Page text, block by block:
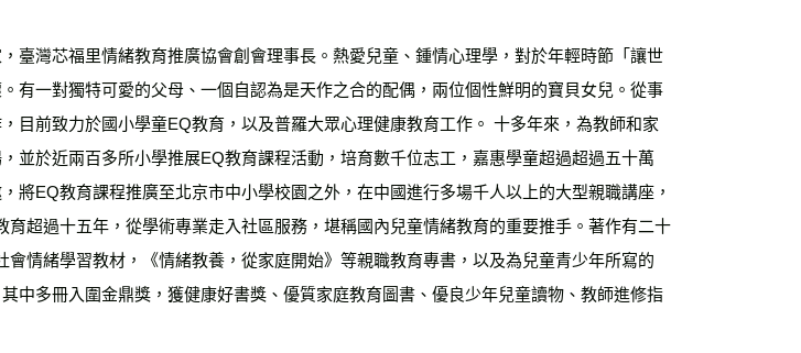
臺灣芯福里情緒教育推廣協會創會理事長。熱愛兒童、鍾情心理學，對於年輕時節「讓世
有一對獨特可愛的父母、一個自認為是天作之合的配偶，兩位個性鮮明的寶貝女兒。從事
目前致力於國小學童EQ教育，以及普羅大眾心理健康教育工作。 十多年來，為教師和家
並於近兩百多所小學推展EQ教育課程活動，培育數千位志工，嘉惠學童超過超過五十萬
將EQ教育課程推廣至北京市中小學校園之外，在中國進行多場千人以上的大型親職講座，
育超過十五年，從學術專業走入社區服務，堪稱國內兒童情緒教育的重要推手。著作有二十
會情緒學習教材，《情緒教養，從家庭開始》等親職教育專書，以及為兒童青少年所寫的
其中多冊入圍金鼎獎，獲健康好書獎、優質家庭教育圖書、優良少年兒童讀物、教師進修指